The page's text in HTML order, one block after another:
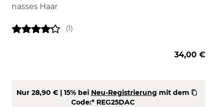
nasses Haar
(1)
34,00 €
Nur 28,90 €| 15% bei Neu-Registrierung mit dem
Code:* REG25DAC